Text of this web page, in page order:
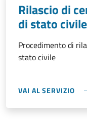
Rilascio di
di stato civile
Procedimento di
stato civile
VAI AL SERVIZIO